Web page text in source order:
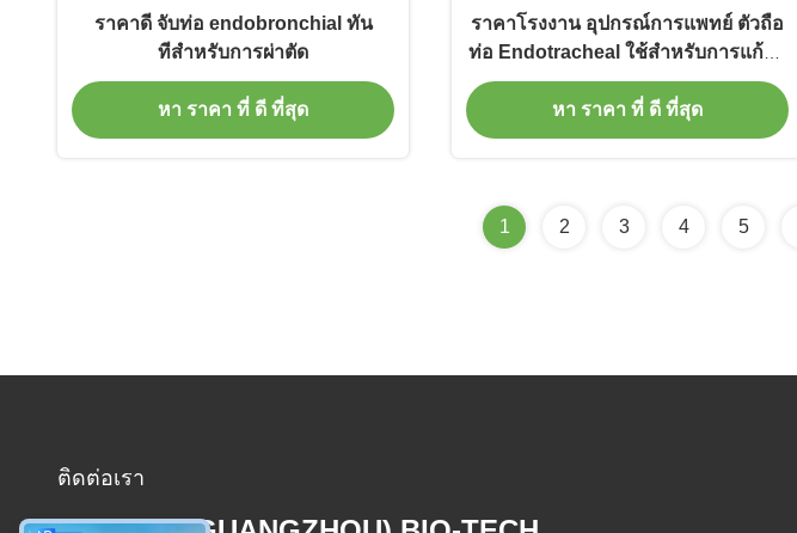
ราคาดี จับท่อ endobronchial ทัน
ทีสําหรับการผ่าตัด
หา ราคา ที่ ดี ที่สุด
ราคาโรงงาน อุปกรณ์การแพทย์ ตัวถือ
ท่อ Endotracheal ใช้สําหรับการแก้ไข
ท่อ Endotracheal
หา ราคา ที่ ดี ที่สุด
1 2 3 4 5
ติดต่อเรา